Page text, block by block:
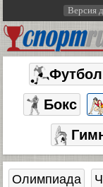
Версия
Футбол
Бокс
Олимпиада